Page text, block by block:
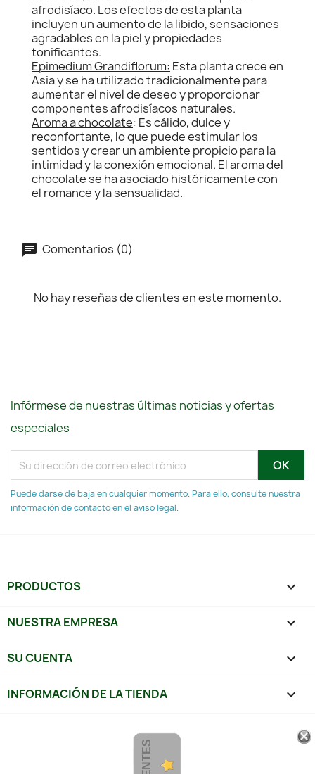
afrodisíaco. Los efectos de esta planta
incluyen un aumento de la libido, sensaciones
agradables en la piel y propiedades
tonificantes.
Epimedium Grandiflorum: Esta planta crece en
Asia y se ha utilizado tradicionalmente para
aumentar el nivel de deseo y proporcionar
componentes afrodisíacos naturales.
Aroma a chocolate: Es cálido, dulce y
reconfortante, lo que puede estimular los
sentidos y crear un ambiente propicio para la
intimidad y la conexión emocional. El aroma del
chocolate se ha asociado históricamente con
el romance y la sensualidad.
Comentarios (0)
No hay reseñas de clientes en este momento.
Infórmese de nuestras últimas noticias y ofertas
especiales
Puede darse de baja en cualquier momento. Para ello, consulte nuestra
información de contacto en el aviso legal.
PRODUCTOS 
NUESTRA EMPRESA 
SU CUENTA 
INFORMACIÓN DE LA TIENDA keyboard_arrow_down